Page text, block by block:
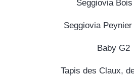
Seggiovia
Seggiovia
Baby G2
Tapis des Claux,